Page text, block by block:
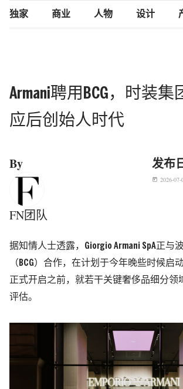
独家 商业 人物 设计
Armani聘用BCG，时装
应后创始人时代
By
FN团队
发布
today 2026-
据知情人士透露， Giorgio Armani SpA正与
（ BCG ）合作，在计划于今年晚些时候启
正式开启之前，就若干关键奢侈品细分领
评估。